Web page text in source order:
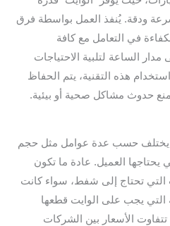
ودقة. يُنفذ العمل بواسطة فرق
في التعامل مع كافة
الساعة لتلبية الاحتياجات
هذه التقنية، يتم الحفاظ
حدوث مشاكل صحية أو بيئية.
يختلف حسب عدة عوامل مثل حجم
يحتاجها العميل. عادة ما تكون
التي تحتاج إلى شفط، سواء كانت
التي يجب على الوايت قطعها
الأسعار بين الشركات